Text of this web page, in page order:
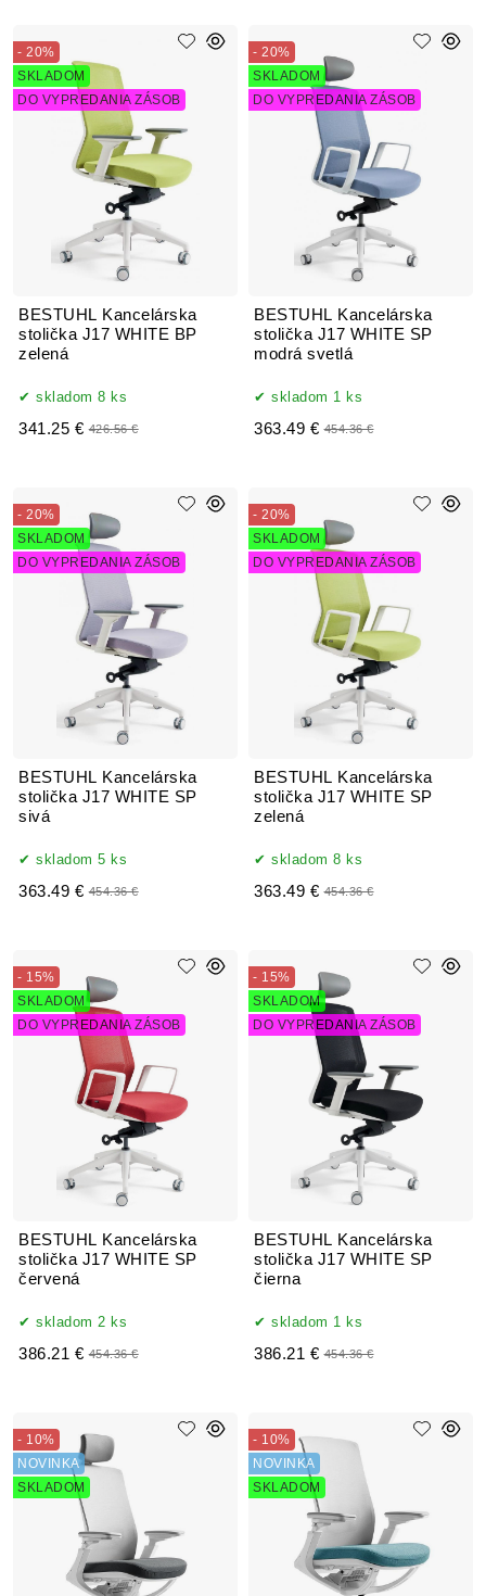
BESTUHL Kancelárska
stolička J17 WHITE BP
zelená
- 20%
SKLADOM
DO VYPREDANIA ZÁSOB
skladom 8 ks
341.25 € 426.56 €
BESTUHL Kancelárska
stolička J17 WHITE SP
modrá svetlá
- 20%
SKLADOM
DO VYPREDANIA ZÁSOB
skladom 1 ks
363.49 € 454.36 €
BESTUHL Kancelárska
stolička J17 WHITE SP
sivá
- 20%
SKLADOM
DO VYPREDANIA ZÁSOB
skladom 5 ks
363.49 € 454.36 €
BESTUHL Kancelárska
stolička J17 WHITE SP
zelená
- 20%
SKLADOM
DO VYPREDANIA ZÁSOB
skladom 8 ks
363.49 € 454.36 €
BESTUHL Kancelárska
stolička J17 WHITE SP
červená
- 15%
SKLADOM
DO VYPREDANIA ZÁSOB
skladom 2 ks
386.21 € 454.36 €
BESTUHL Kancelárska
stolička J17 WHITE SP
čierna
- 15%
SKLADOM
DO VYPREDANIA ZÁSOB
skladom 1 ks
386.21 € 454.36 €
- 10%
NOVINKA
SKLADOM
- 10%
NOVINKA
SKLADOM